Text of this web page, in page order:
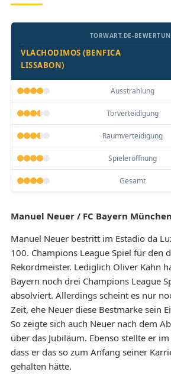
VLACHODIMOS (BENFICA
LISSABON)
TORWART.DE-
Ausstrahlung
Torverteidigung
Raumverteidigung
Spieleröffnung
Gesamt
Manuel Neuer / FC Bayern München
Manuel Neuer bestritt im Estadio da
100. Champions League Spiel für den
Rekordmeister. Lediglich Oliver Kahn
Bayern noch drei Champions League
absolviert. Allerdings scheint es nur
Zeit, ehe Neuer diese Bestmarke sein
So zeigte sich auch Neuer nach dem
über das Jubiläum. Ebenso stellte er
dass er das so zum Anfang seiner
gehalten hätte.